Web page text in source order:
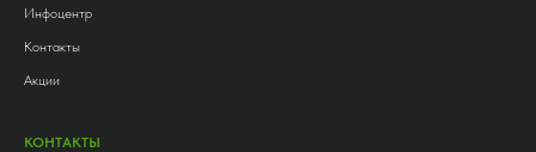
Инфоцентр
Контакты
Акции
КОНТАКТЫ